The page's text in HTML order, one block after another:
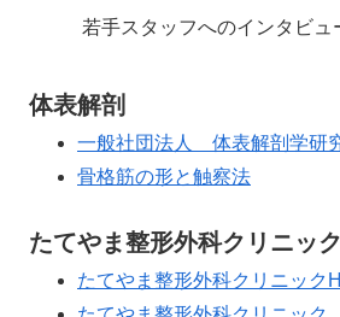
若手スタッフへのインタビュ
体表解剖
一般社団法人 体表解剖学研
骨格筋の形と触察法
たてやま整形外科クリニック
たてやま整形外科クリニック